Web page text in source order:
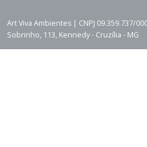
Art Viva Ambientes | CNPJ 09.359.737/
Sobrinho, 113, Kennedy - Cruzília - MG